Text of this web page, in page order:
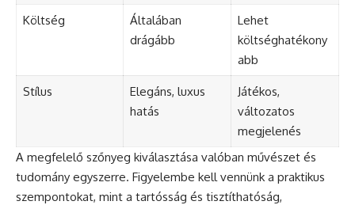
Költség
Általában
drágább
Lehet
költséghatékony
abb
Stílus
Elegáns, luxus
hatás
Játékos,
változatos
megjelenés
A megfelelő szőnyeg kiválasztása valóban művészet és
tudomány egyszerre. Figyelembe kell vennünk a praktikus
szempontokat, mint a tartósság és tisztíthatóság,